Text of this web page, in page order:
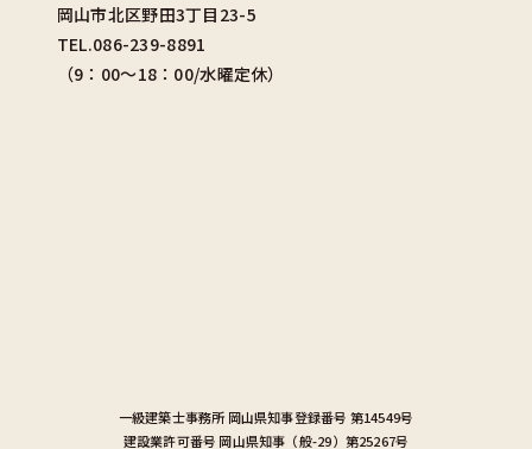
一級建築士事務所 岡山県知事登録番号 第14549号
建設業許可番号 岡山県知事（般-29）第25267号
岡山市北区野田3丁目23-5
TEL.086-239-8891
（9：00〜18：00/水曜定休）